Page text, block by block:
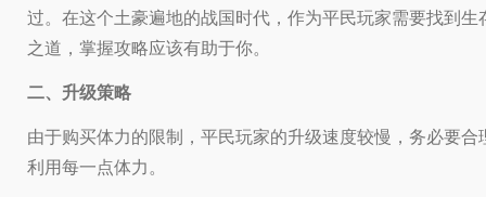
过。在这个土豪遍地的战国时代，作为平民玩家需要找到生
之道，掌握攻略应该有助于你。
二、升级策略
由于购买体力的限制，平民玩家的升级速度较慢，务必要合
利用每一点体力。